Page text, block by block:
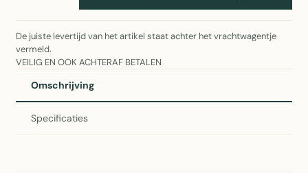
De juiste levertijd van het artikel staat achter het vrachtwagentje
vermeld.
VEILIG EN OOK ACHTERAF BETALEN
Omschrijving
Specificaties